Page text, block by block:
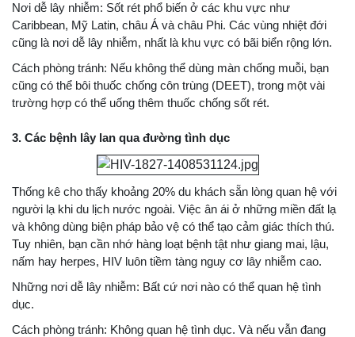
Nơi dễ lây nhiễm: Sốt rét phổ biến ở các khu vực như
Caribbean, Mỹ Latin, châu Á và châu Phi. Các vùng nhiệt đới
cũng là nơi dễ lây nhiễm, nhất là khu vực có bãi biển rộng lớn.
Cách phòng tránh: Nếu không thể dùng màn chống muỗi, bạn
cũng có thể bôi thuốc chống côn trùng (DEET), trong một vài
trường hợp có thể uống thêm thuốc chống sốt rét.
3. Các bệnh lây lan qua đường tình dục
Thống kê cho thấy khoảng 20% du khách sẵn lòng quan hệ với
người lạ khi du lịch nước ngoài. Việc ân ái ở những miền đất lạ
và không dùng biện pháp bảo vệ có thể tạo cảm giác thích thú.
Tuy nhiên, bạn cần nhớ hàng loạt bệnh tật như giang mai, lậu,
nấm hay herpes, HIV luôn tiềm tàng nguy cơ lây nhiễm cao.
Những nơi dễ lây nhiễm: Bất cứ nơi nào có thể quan hệ tình
dục.
Cách phòng tránh: Không quan hệ tình dục. Và nếu vẫn đang